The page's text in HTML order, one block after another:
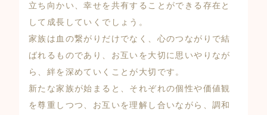
立ち向かい、幸せを共有することができる存在と
して成長していくでしょう。
家族は血の繋がりだけでなく、心のつながりで結
ばれるものであり、お互いを大切に思いやりなが
ら、絆を深めていくことが大切です。
新たな家族が始まると、それぞれの個性や価値観
を尊重しつつ、お互いを理解し合いながら、調和